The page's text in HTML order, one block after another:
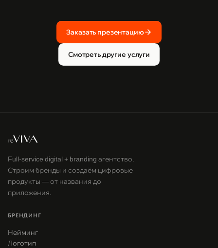
Заказать презентацию
Смотреть другие услуги
Full-service digital + branding агентство.
Строим бренды и создаём цифровые
продукты — от названия до
приложения.
БРЕНДИНГ
Нейминг
Логотип